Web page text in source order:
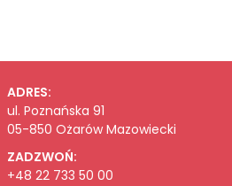
ADRES:
ul. Poznańska 91
05-850 Ożarów Mazowiecki
ZADZWOŃ:
+48 22 733 50 00